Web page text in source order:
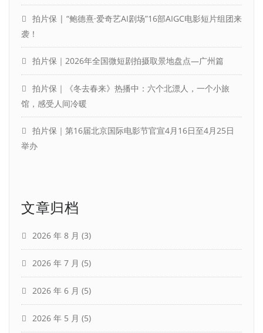
拍片保 | “鲍德熹·爱奇艺AI剧场”16部AIGC电影短片组团来
袭！
拍片保｜2026年全国微短剧拍摄取景地盘点—广州篇
拍片保｜《冬去春来》热播中：六个北漂人，一个小旅
馆，感受人间冷暖
拍片保｜第16届北京国际电影节官宣4月16日至4月25日
举办
文章归档
2026 年 8 月 (3)
2026 年 7 月 (5)
2026 年 6 月 (5)
2026 年 5 月 (5)